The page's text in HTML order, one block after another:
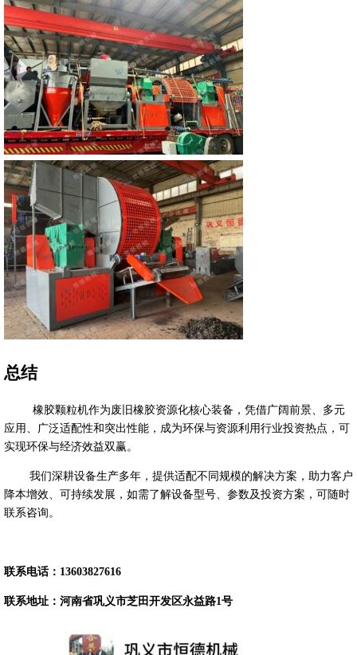
总结
橡胶颗粒机作为废旧橡胶资源化核心装备，凭借广阔前景、多元
应用、广泛适配性和突出性能，成为环保与资源利用行业投资热点，可
实现环保与经济效益双赢。
我们深耕设备生产多年，提供适配不同规模的解决方案，助力客户
降本增效、可持续发展，如需了解设备型号、参数及投资方案，可随时
联系咨询。
联系电话： 13603827616
联系地址： 河南省巩义市芝田开发区永益路1号